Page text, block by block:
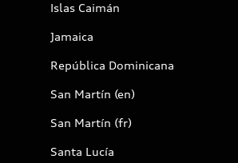
Islas Caimán
Jamaica
República Dominicana
San Martín (en)
San Martín (fr)
Santa Lucía